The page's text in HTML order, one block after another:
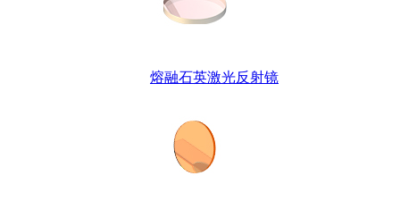
熔融石英激光反射镜